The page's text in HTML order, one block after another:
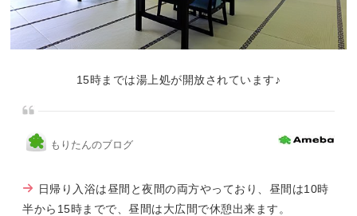
15時までは湯上処が開放されています♪
もりたんのブログ
日帰り入浴は昼間と夜間の両方やっており、昼間は10時
半から15時までで、昼間は大広間で休憩出来ます。